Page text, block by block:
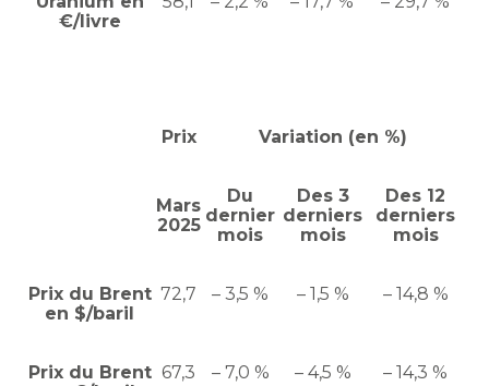
€/livre
Prix Variation (en %)
Mars
2025
Du
dernier
mois
Des 3
derniers
mois
Des 12
derniers
mois
Prix du Brent
en $/baril
72,7 – 3,5 % – 1,5 % – 14,8 %
Prix du Brent 67,3 – 7,0 % – 4,5 % – 14,3 %